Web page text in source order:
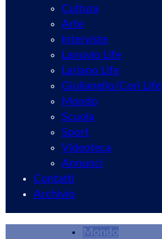
Cultura
Arte
Interviste
Lanuvio Life
Lariano Life
Giulianello/Cori Life
Mondo
Scuola
Sport
Videoteca
Annunci
Contatti
Archivio
Mondo